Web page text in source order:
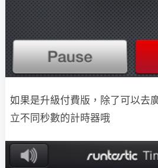
如果是升級付費版，除了可以去
立不同秒數的計時器哦